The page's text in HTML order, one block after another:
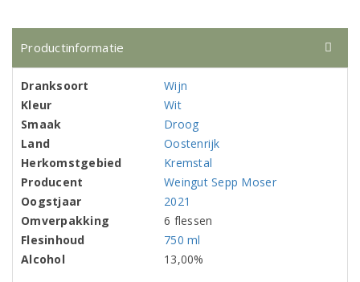
Productinformatie
Dranksoort
Wijn
Kleur
Wit
Smaak
Droog
Land
Oostenrijk
Herkomstgebied
Kremstal
Producent
Weingut Sepp Moser
Oogstjaar
2021
Omverpakking
6 flessen
Flesinhoud
750 ml
Alcohol
13,00%